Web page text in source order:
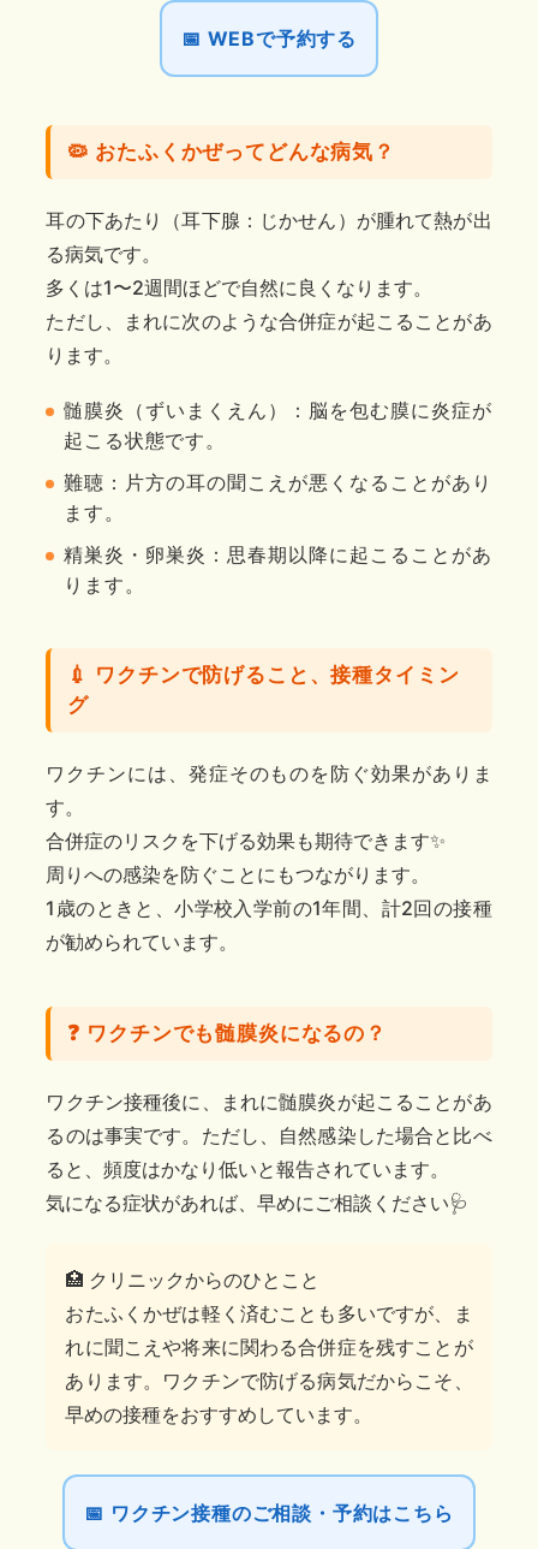
📅 WEBで予約する
🦠 おたふくかぜってどんな病気？
耳の下あたり（耳下腺：じかせん）が腫れて熱が出
る病気です。
多くは1〜2週間ほどで自然に良くなります。
ただし、まれに次のような合併症が起こることがあ
ります。
髄膜炎（ずいまくえん）
：脳を包む膜に炎症が
起こる状態です。
難聴 ：片方の耳の聞こえが悪くなることがあり
ます。
精巣炎・卵巣炎 ：思春期以降に起こることがあ
ります。
💉 ワクチンで防げること、接種タイミン
グ
ワクチンには、発症そのものを防ぐ効果がありま
す。
合併症のリスクを下げる効果も期待できます✨
周りへの感染を防ぐことにもつながります。
1歳のときと、小学校入学前の1年間、計2回の接種
が勧められています。
❓ ワクチンでも髄膜炎になるの？
ワクチン接種後に、まれに髄膜炎が起こることがあ
るのは事実です。 ただし、自然感染した場合と比べ
ると、頻度はかなり低いと報告されています。
気になる症状があれば、早めにご相談ください🩺
🏥 クリニックからのひとこと
おたふくかぜは軽く済むことも多いですが、ま
れに聞こえや将来に関わる合併症を残すことが
あります。ワクチンで防げる病気だからこそ、
早めの接種をおすすめしています。
📅 ワクチン接種のご相談・予約はこちら